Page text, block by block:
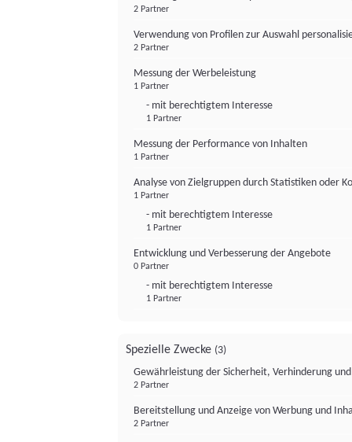
2 Partner
Verwendung von Profilen zur Auswahl
2 Partner
Messung der Werbeleistung
1 Partner
- mit berechtigtem Interesse
1 Partner
Messung der Performance von Inhalten
1 Partner
Analyse von Zielgruppen durch Statistiken oder
1 Partner
- mit berechtigtem Interesse
1 Partner
Entwicklung und Verbesserung der Angebote
0 Partner
- mit berechtigtem Interesse
1 Partner
Spezielle Zwecke (3)
Gewährleistung der Sicherheit, Verhinderung
2 Partner
Bereitstellung und Anzeige von Werbung und
2 Partner